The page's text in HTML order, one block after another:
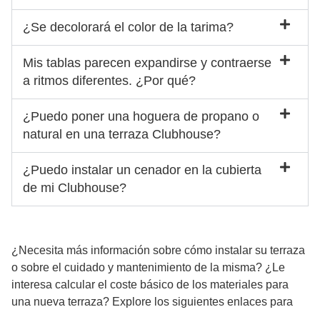
¿Se decolorará el color de la tarima?
Mis tablas parecen expandirse y contraerse
a ritmos diferentes. ¿Por qué?
¿Puedo poner una hoguera de propano o
natural en una terraza Clubhouse?
¿Puedo instalar un cenador en la cubierta
de mi Clubhouse?
¿Necesita más información sobre cómo instalar su terraza
o sobre el cuidado y mantenimiento de la misma? ¿Le
interesa calcular el coste básico de los materiales para
una nueva terraza? Explore los siguientes enlaces para